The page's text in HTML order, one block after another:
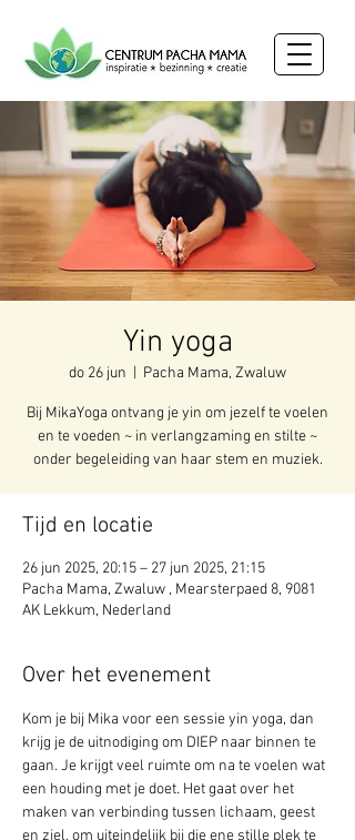
Yin yoga
do 26 jun Pacha Mama, Zwaluw
Bij MikaYoga ontvang je yin om jezelf te voelen
en te voeden ~ in verlangzaming en stilte ~
onder begeleiding van haar stem en muziek.
Tijd en locatie
26 jun 2025, 20:15 – 27 jun 2025, 21:15
Pacha Mama, Zwaluw , Mearsterpaed 8, 9081
AK Lekkum, Nederland
Over het evenement
Kom je bij Mika voor een sessie yin yoga, dan
krijg je de uitnodiging om DIEP naar binnen te
gaan. Je krijgt veel ruimte om na te voelen wat
een houding met je doet. Het gaat over het
maken van verbinding tussen lichaam, geest
en ziel, om uiteindelijk bij die ene stille plek te